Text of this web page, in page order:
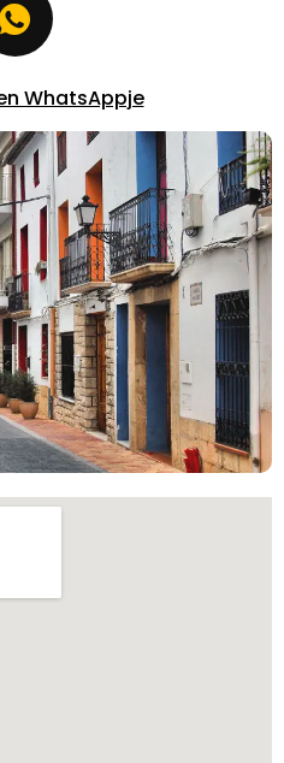
WhatsAppje